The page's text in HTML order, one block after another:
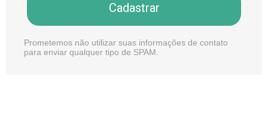
Cadastrar
Prometemos não utilizar suas informações de contato
para enviar qualquer tipo de SPAM.